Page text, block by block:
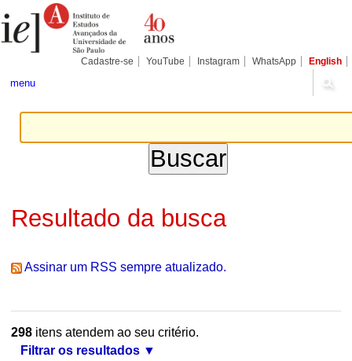
para
conteúdo.
Pessoais
Cadastre-se YouTube Instagram WhatsApp English
menu
Resultado da busca
Assinar um RSS sempre atualizado.
298itens atendem ao seu critério.
Filtrar os resultados